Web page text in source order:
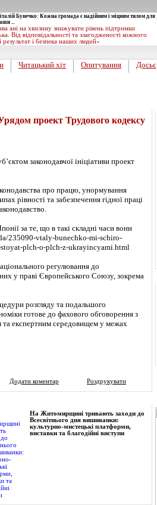
Бунечко: Кожна громада є надійним і міцним тилом для
...
ані на хвилину знижувати рівень підтримки
Від відповідальності та злагодженості кожного
результат і безпека наших людей»
Читацький хіт Опитування Досьє
проект Трудового кодексу
законодавчої ініціативи проект
про працю, унормування
рівності та забезпечення гідної праці
за те, що в такі складні часи вони
235090-vtaly-bunechko-mi-schiro-
plch-o-plch-z-ukrayincyami.html
регулювання до
у праві Європейського Союзу, зокрема
розгляду та подальшого
готове до фахового обговорення з
та експертним середовищем у межах
Додати коментар Роздрукувати
На Житомирщині тривають заходи до
Всесвітнього дня вишиванки:
культурно-мистецькі платформи,
виставки та благодійні виступи